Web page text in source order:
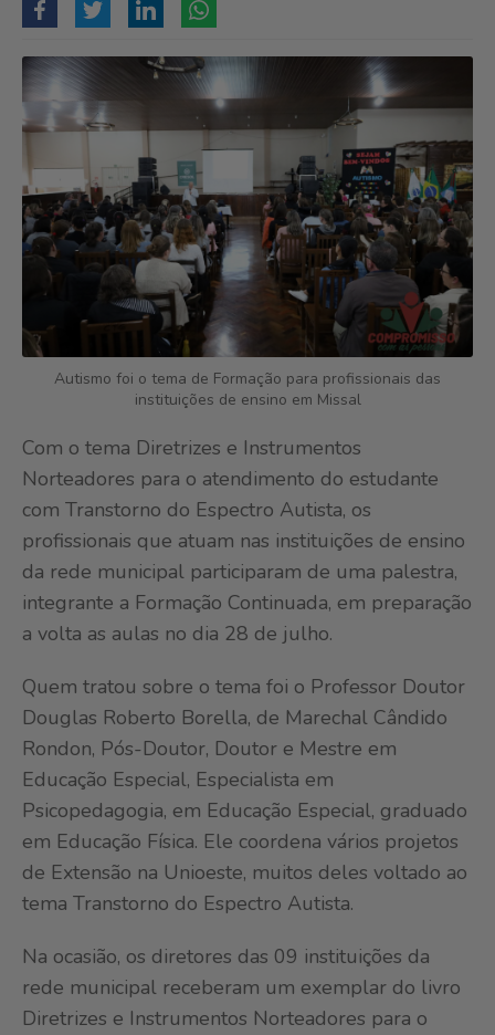
Autismo foi o tema de Formação para profissionais das
instituições de ensino em Missal
Com o tema Diretrizes e Instrumentos
Norteadores para o atendimento do estudante
com Transtorno do Espectro Autista, os
profissionais que atuam nas instituições de ensino
da rede municipal participaram de uma palestra,
integrante a Formação Continuada, em preparação
a volta as aulas no dia 28 de julho.
Quem tratou sobre o tema foi o Professor Doutor
Douglas Roberto Borella, de Marechal Cândido
Rondon, Pós-Doutor, Doutor e Mestre em
Educação Especial, Especialista em
Psicopedagogia, em Educação Especial, graduado
em Educação Física. Ele coordena vários projetos
de Extensão na Unioeste, muitos deles voltado ao
tema Transtorno do Espectro Autista.
Na ocasião, os diretores das 09 instituições da
rede municipal receberam um exemplar do livro
Diretrizes e Instrumentos Norteadores para o